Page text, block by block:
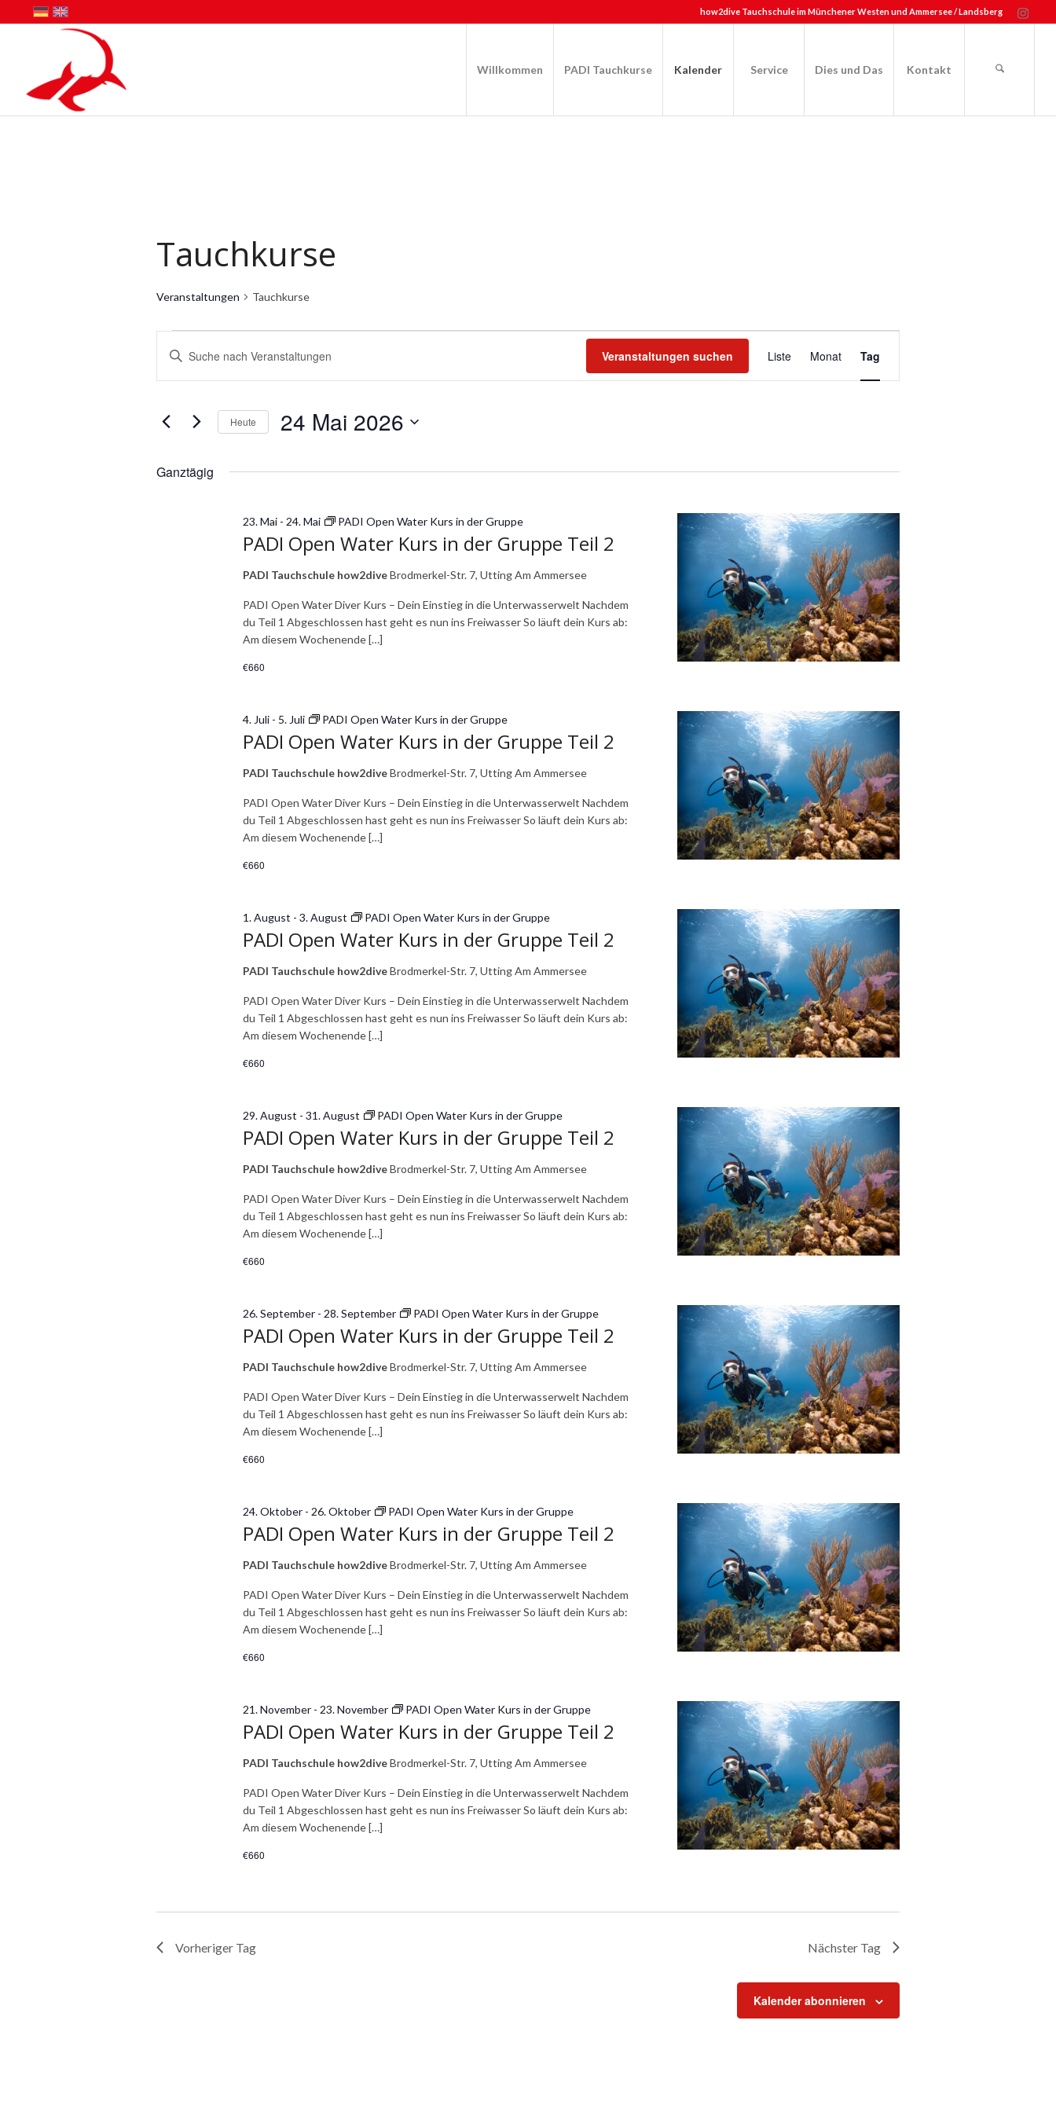
how2dive Tauchschule im Münchener Westen und Ammersee / Landsberg
Willkommen PADI Tauchkurse Kalender Service Dies und Das Kontakt
Tauchkurse
Veranstaltungen Tauchkurse
Veranstaltungen
für
24
Mai
2026
Veranstaltungen
Suche
und
Ansichten,
Navigation
Bitte
Suche
nach
Schlüsselwort.
Veranstaltungen suchen
Ansichten-
Liste Monat Tag
Heute 24 Mai 2026
Ganztägig
PADI Open Water Kurs in der Gruppe Teil 2
23. Mai - 24. Mai PADI Open Water Kurs in der Gruppe
PADI Tauchschule how2diveBrodmerkel-Str. 7, Utting Am Ammersee
PADI Open Water Diver Kurs – Dein Einstieg in die Unterwasserwelt Nachdem
du Teil 1 Abgeschlossen hast geht es nun ins Freiwasser So läuft dein Kurs ab:
Am diesem Wochenende […]
€660
PADI Open Water Kurs in der Gruppe Teil 2
4. Juli - 5. Juli PADI Open Water Kurs in der Gruppe
PADI Tauchschule how2diveBrodmerkel-Str. 7, Utting Am Ammersee
PADI Open Water Diver Kurs – Dein Einstieg in die Unterwasserwelt Nachdem
du Teil 1 Abgeschlossen hast geht es nun ins Freiwasser So läuft dein Kurs ab:
Am diesem Wochenende […]
€660
PADI Open Water Kurs in der Gruppe Teil 2
1. August -3. August PADI Open Water Kurs in der Gruppe
PADI Tauchschule how2diveBrodmerkel-Str. 7, Utting Am Ammersee
PADI Open Water Diver Kurs – Dein Einstieg in die Unterwasserwelt Nachdem
du Teil 1 Abgeschlossen hast geht es nun ins Freiwasser So läuft dein Kurs ab:
Am diesem Wochenende […]
€660
PADI Open Water Kurs in der Gruppe Teil 2
29. August -31. August PADI Open Water Kurs in der Gruppe
PADI Tauchschule how2diveBrodmerkel-Str. 7, Utting Am Ammersee
PADI Open Water Diver Kurs – Dein Einstieg in die Unterwasserwelt Nachdem
du Teil 1 Abgeschlossen hast geht es nun ins Freiwasser So läuft dein Kurs ab:
Am diesem Wochenende […]
€660
PADI Open Water Kurs in der Gruppe Teil 2
26. September - 28. September PADI Open Water Kurs in der Gruppe
PADI Tauchschule how2diveBrodmerkel-Str. 7, Utting Am Ammersee
PADI Open Water Diver Kurs – Dein Einstieg in die Unterwasserwelt Nachdem
du Teil 1 Abgeschlossen hast geht es nun ins Freiwasser So läuft dein Kurs ab:
Am diesem Wochenende […]
€660
PADI Open Water Kurs in der Gruppe Teil 2
24. Oktober - 26. Oktober PADI Open Water Kurs in der Gruppe
PADI Tauchschule how2diveBrodmerkel-Str. 7, Utting Am Ammersee
PADI Open Water Diver Kurs – Dein Einstieg in die Unterwasserwelt Nachdem
du Teil 1 Abgeschlossen hast geht es nun ins Freiwasser So läuft dein Kurs ab:
Am diesem Wochenende […]
€660
PADI Open Water Kurs in der Gruppe Teil 2
21. November - 23. November PADI Open Water Kurs in der Gruppe
PADI Tauchschule how2diveBrodmerkel-Str. 7, Utting Am Ammersee
PADI Open Water Diver Kurs – Dein Einstieg in die Unterwasserwelt Nachdem
du Teil 1 Abgeschlossen hast geht es nun ins Freiwasser So läuft dein Kurs ab:
Am diesem Wochenende […]
€660
Vorheriger Tag Nächster Tag
Kalender abonnieren